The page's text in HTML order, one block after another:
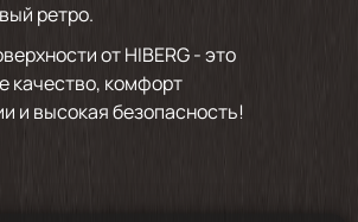
ретро.
от HIBERG - это
качество, комфорт
и высокая безопасность!